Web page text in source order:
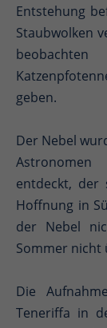
Entstehung
Staubwolken
geben.
Der Nebel
entdeckt, der
Hoffnung in
der Nebel
Sommer nicht
Die
Teneriffa in